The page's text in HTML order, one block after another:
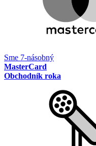
Sme 7-násobný
MasterCard
Obchodník roka